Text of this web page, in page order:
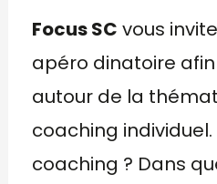
Focus SC vous
apéro dinatoire
autour de la
coaching individuel.
coaching ? Dans